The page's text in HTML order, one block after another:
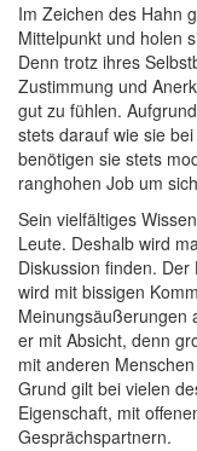
Im Zeichen des Hahn
Mittelpunkt und holen
Denn trotz ihres
Zustimmung und
gut zu fühlen.
stets darauf wie sie
benötigen sie stets
ranghohen Job um
Sein vielfältiges
Leute. Deshalb wird
Diskussion finden.
wird mit bissigen
Meinungsäußerungen
er mit Absicht, denn
mit anderen
Grund gilt bei vielen
Eigenschaft, mit
Gesprächspartnern.